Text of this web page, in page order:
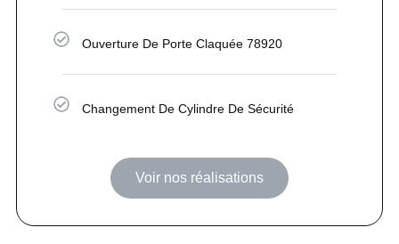
Ouverture De Porte Claquée 78920
Changement De Cylindre De Sécurité
Voir nos réalisations